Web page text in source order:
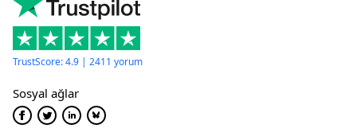
TrustScore: 4.9 | 2411 yorum
Sosyal ağlar